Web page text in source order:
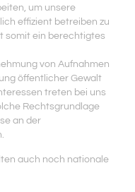
um unsere
effizient betreiben zu
somit ein berechtigtes
von Aufnahmen
öffentlicher Gewalt
treten bei uns
Rechtsgrundlage
an der
auch noch nationale